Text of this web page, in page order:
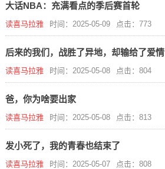
大话NBA：充满看点的季后赛首轮
读喜马拉雅 时间：2025-05-09 点击：773
后来的我们，战胜了异地，却输给了爱情
读喜马拉雅 时间：2025-05-08 点击：804
爸，你为啥要出家
读喜马拉雅 时间：2025-05-08 点击：813
发小死了，我的青春也结束了
读喜马拉雅 时间：2025-05-07 点击：808